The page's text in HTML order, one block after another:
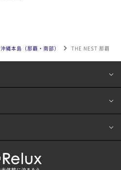
沖縄本島（那覇・南部） THE NEST 那覇